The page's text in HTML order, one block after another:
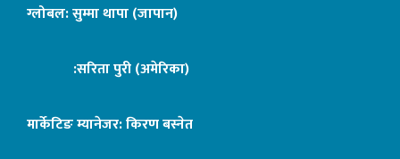
ग्लोबल: सुम्मा थापा (जापान)
:सरिता पुरी (अमेरिका)
मार्केटिङ म्यानेजर: किरण बस्नेत